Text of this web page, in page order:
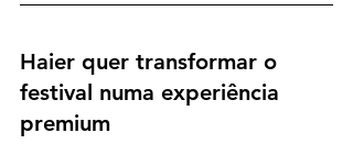
Haier quer transformar o
festival numa experiência
premium